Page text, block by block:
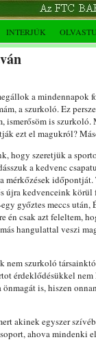
INTERJÚK
a mindennapok
a szurkoló. Ez
ismerősöm is
ezt el magukról?
hogy szeretjük a
a kedvenc
mérkőzések
újra kedvenceink
győztes meccs
én csak azt feleltem,
hangulattal veszi
szurkoló
érdeklődésükkel
is, hiszen
akinek egyszer
ahova